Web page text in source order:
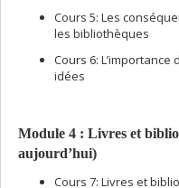
Cours 5: Les
les bibliothèques
Cours 6:
idées
Module 4 : Livres et
aujourd’hui)
Cours 7: Livres et